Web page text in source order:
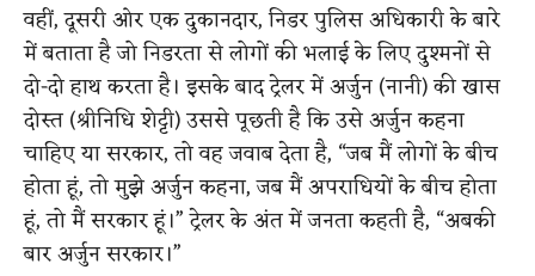
वहीं, दूसरी ओर एक दुकानदार, निडर पुलिस अधिकारी के बारे
में बताता है जो निडरता से लोगों की भलाई के लिए दुश्मनों से
दो-दो हाथ करता है। इसके बाद ट्रेलर में अर्जुन (नानी) की खास
दोस्त (श्रीनिधि शेट्टी) उससे पूछती है कि उसे अर्जुन कहना
चाहिए या सरकार, तो वह जवाब देता है, “जब मैं लोगों के बीच
होता हूं, तो मुझे अर्जुन कहना, जब मैं अपराधियों के बीच होता
हूं, तो मैं सरकार हूं।” ट्रेलर के अंत में जनता कहती है, “अबकी
बार अर्जुन सरकार।”